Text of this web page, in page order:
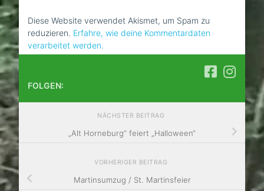
Diese Website verwendet Akismet, um Spam zu
reduzieren. Erfahre, wie deine Kommentardaten
verarbeitet werden.
FOLGEN:
NÄCHSTER BEITRAG
„Alt Horneburg“ feiert „Halloween“
VORHERIGER BEITRAG
Martinsumzug / St. Martinsfeier